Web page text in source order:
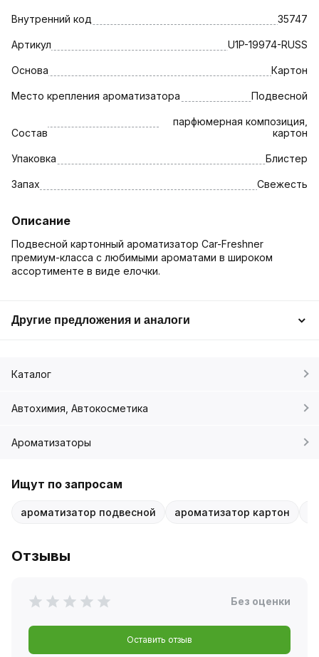
Внутренний код 35747
Артикул U1P-19974-RUSS
Основа Картон
Место крепления ароматизатора Подвесной
Состав
парфюмерная композиция,
картон
Упаковка Блистер
Запах Свежесть
Описание
Подвесной картонный ароматизатор Car-Freshner
премиум-класса с любимыми ароматами в широком
ассортименте в виде елочки.
Другие предложения и аналоги
Каталог
Автохимия, Автокосметика
Ароматизаторы
Ищут по запросам
ароматизатор подвесной ароматизатор картон
Отзывы
Без оценки
Оставить отзыв